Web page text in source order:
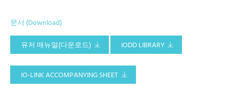
문서 (Download)
유저 매뉴얼(다운로드)
IODD LIBRARY
IO-LINK ACCOMPANYING SHEET